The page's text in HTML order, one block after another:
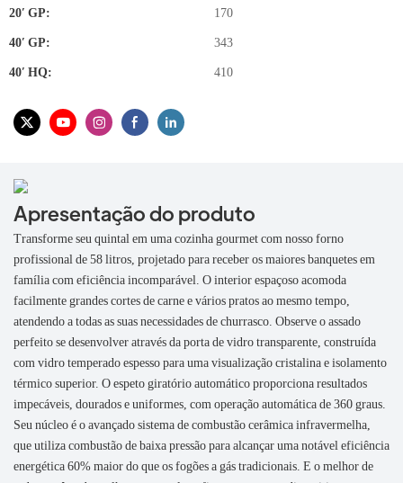
20′ GP: 170
40′ GP: 343
40′ HQ: 410
Apresentação do produto
Transforme seu quintal em uma cozinha gourmet com nosso forno
profissional de 58 litros, projetado para receber os maiores banquetes em
família com eficiência incomparável. O interior espaçoso acomoda
facilmente grandes cortes de carne e vários pratos ao mesmo tempo,
atendendo a todas as suas necessidades de churrasco. Observe o assado
perfeito se desenvolver através da porta de vidro transparente, construída
com vidro temperado espesso para uma visualização cristalina e isolamento
térmico superior. O espeto giratório automático proporciona resultados
impecáveis, dourados e uniformes, com operação automática de 360 ​​graus.
Seu núcleo é o avançado sistema de combustão cerâmica infravermelha,
que utiliza combustão de baixa pressão para alcançar uma notável eficiência
energética 60% maior do que os fogões a gás tradicionais. E o melhor de